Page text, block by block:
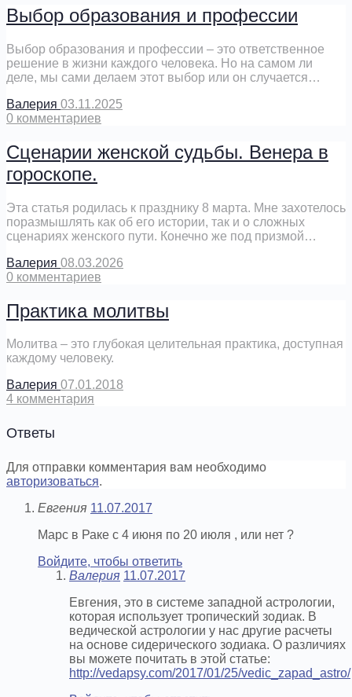
Выбор образования и профессии
Выбор образования и профессии – это ответственное
решение в жизни каждого человека. Но на самом ли
деле, мы сами делаем этот выбор или он случается…
Валерия 03.11.2025
0 комментариев
Сценарии женской судьбы. Венера в
гороскопе.
Эта статья родилась к празднику 8 марта. Мне захотелось
поразмышлять как об его истории, так и о сложных
сценариях женского пути. Конечно же под призмой…
Валерия 08.03.2026
0 комментариев
Практика молитвы
Молитва – это глубокая целительная практика, доступная
каждому человеку.
Валерия 07.01.2018
4 комментария
Ответы
Для отправки комментария вам необходимо
авторизоваться.
Евгения 11.07.2017
Марс в Раке с 4 июня по 20 июля , или нет ?
Войдите, чтобы ответить
Валерия 11.07.2017
Евгения, это в системе западной астрологии,
которая использует тропический зодиак. В
ведической астрологии у нас другие расчеты
на основе сидерического зодиака. О различиях
вы можете почитать в этой статье:
http://vedapsy.com/2017/01/25/vedic_zapad_astro/